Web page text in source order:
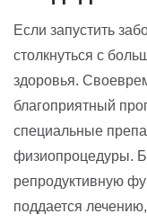
Если запустить
столкнуться с
здоровья.
благоприятный
специальные
физиопроцедуры.
репродуктивную
поддается